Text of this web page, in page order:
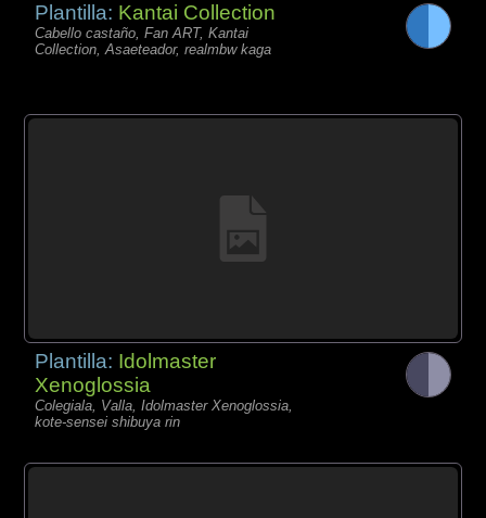
Plantilla: Kantai Collection
Cabello castaño, Fan ART, Kantai
Collection, Asaeteador, realmbw kaga
Plantilla: Idolmaster
Xenoglossia
Colegiala, Valla, Idolmaster Xenoglossia,
kote-sensei shibuya rin